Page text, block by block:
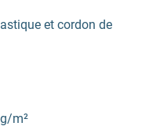
et cordon de
m²